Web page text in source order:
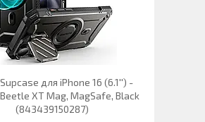
для iPhone 16 (6.1'') -
XT Mag, MagSafe, Black
(843439150287)